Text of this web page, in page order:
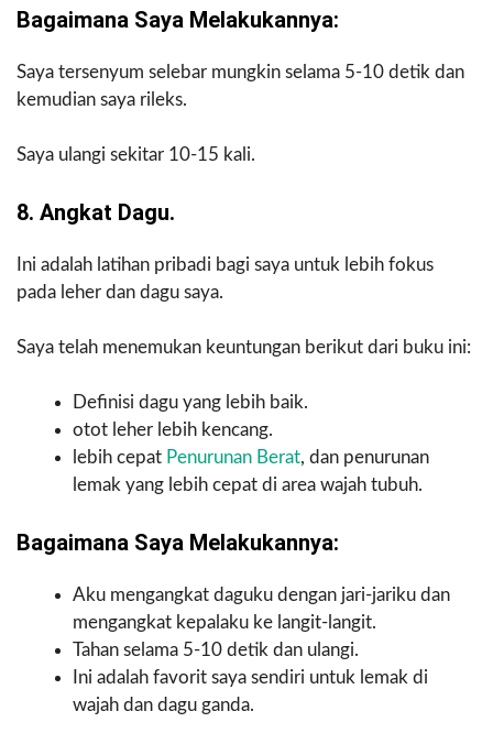
Bagaimana Saya Melakukannya:
Saya tersenyum selebar mungkin selama 5-10 detik dan
kemudian saya rileks.
Saya ulangi sekitar 10-15 kali.
8. Angkat Dagu.
Ini adalah latihan pribadi bagi saya untuk lebih fokus
pada leher dan dagu saya.
Saya telah menemukan keuntungan berikut dari buku ini:
Definisi dagu yang lebih baik.
otot leher lebih kencang.
lebih cepat Penurunan Berat, dan penurunan
lemak yang lebih cepat di area wajah tubuh.
Bagaimana Saya Melakukannya:
Aku mengangkat daguku dengan jari-jariku dan
mengangkat kepalaku ke langit-langit.
Tahan selama 5-10 detik dan ulangi.
Ini adalah favorit saya sendiri untuk lemak di
wajah dan dagu ganda.